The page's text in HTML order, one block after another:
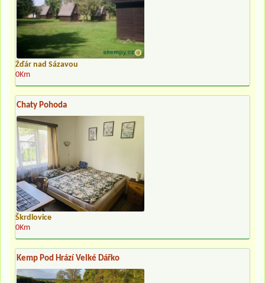
Žďár nad Sázavou
0Km
Chaty Pohoda
Škrdlovice
0Km
Kemp Pod Hrází Velké Dářko